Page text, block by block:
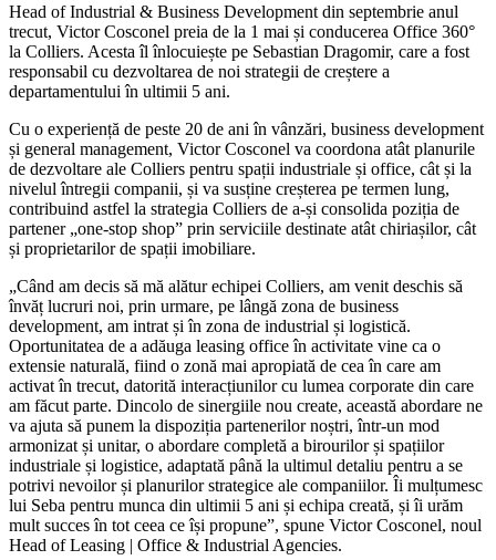
Head of Industrial & Business Development din septembrie anul
trecut, Victor Cosconel preia de la 1 mai și conducerea Office 360°
la Colliers. Acesta îl înlocuiește pe Sebastian Dragomir, care a fost
responsabil cu dezvoltarea de noi strategii de creștere a
departamentului în ultimii 5 ani.
Cu o experiență de peste 20 de ani în vânzări, business development
și general management, Victor Cosconel va coordona atât planurile
de dezvoltare ale Colliers pentru spații industriale și office, cât și la
nivelul întregii companii, și va susține creșterea pe termen lung,
contribuind astfel la strategia Colliers de a-și consolida poziția de
partener „one-stop shop” prin serviciile destinate atât chiriașilor, cât
și proprietarilor de spații imobiliare.
„Când am decis să mă alătur echipei Colliers, am venit deschis să
învăț lucruri noi, prin urmare, pe lângă zona de business
development, am intrat și în zona de industrial și logistică.
Oportunitatea de a adăuga leasing office în activitate vine ca o
extensie naturală, fiind o zonă mai apropiată de cea în care am
activat în trecut, datorită interacțiunilor cu lumea corporate din care
am făcut parte. Dincolo de sinergiile nou create, această abordare ne
va ajuta să punem la dispoziția partenerilor noștri, într-un mod
armonizat și unitar, o abordare completă a birourilor și spațiilor
industriale și logistice, adaptată până la ultimul detaliu pentru a se
potrivi nevoilor și planurilor strategice ale companiilor. Îi mulțumesc
lui Seba pentru munca din ultimii 5 ani și echipa creată, și îi urăm
mult succes în tot ceea ce își propune”, spune Victor Cosconel, noul
Head of Leasing | Office & Industrial Agencies.